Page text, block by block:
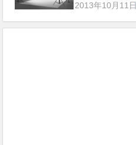
2013年10月11日